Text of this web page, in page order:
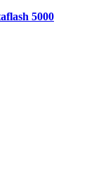
5000